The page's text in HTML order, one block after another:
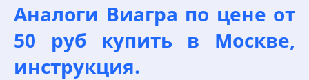
Аналоги Виагра по цене от
50 руб купить в Москве,
инструкция.